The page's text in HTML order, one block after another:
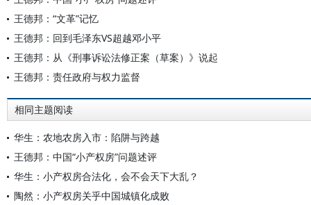
王德邦：“文革”记忆
王德邦：回到毛泽东VS超越邓小平
王德邦：从《刑事诉讼法修正案（草案）》说起
王德邦：责任政府与权力监督
相同主题阅读
华生：农地农房入市：陷阱与跨越
王德邦：中国“小产权房”问题述评
华生：小产权房合法化，会不会天下大乱？
陶然：小产权房关乎中国城镇化成败